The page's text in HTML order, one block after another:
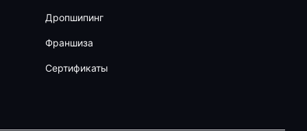
Дропшипинг
Франшиза
Сертификаты